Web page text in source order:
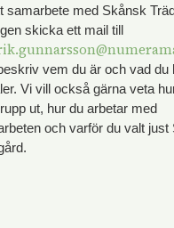
samarbete med Skånsk
skicka ett mail till
vem du är och vad du
Vi vill också gärna veta
ut, hur du arbetar med
och varför du valt just